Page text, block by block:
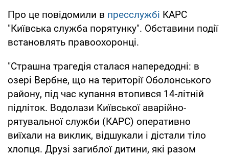
Про це повідомили в пресслужбі КАРС
"Київська служба порятунку". Обставини події
встановлять правоохоронці.
"Страшна трагедія сталася напередодні: в
озері Вербне, що на території Оболонського
району, під час купання втопився 14-літній
підліток. Водолази Київської аварійно-
рятувальної служби (КАРС) оперативно
виїхали на виклик, відшукали і дістали тіло
хлопця. Друзі загиблої дитини, які разом